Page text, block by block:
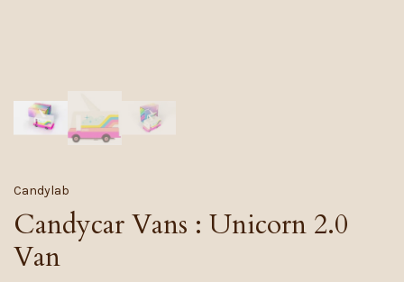
Candylab
Candycar Vans : Unicorn 2.0
Van